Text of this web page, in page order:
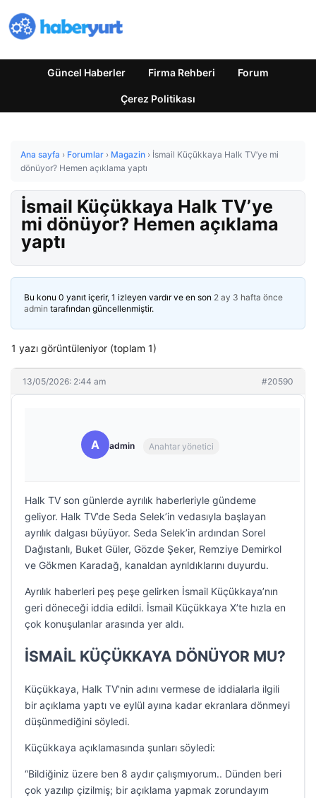
Güncel Haberler Firma Rehberi Forum
Çerez Politikası
Ana sayfa › Forumlar › Magazin › İsmail Küçükkaya Halk TV’ye mi
dönüyor? Hemen açıklama yaptı
İsmail Küçükkaya Halk TV’ye
mi dönüyor? Hemen açıklama
yaptı
Bu konu 0 yanıt içerir, 1 izleyen vardır ve en son 2 ay 3 hafta önce
admin tarafından güncellenmiştir.
1 yazı görüntüleniyor (toplam 1)
13/05/2026: 2:44 am #20590
A admin Anahtar yönetici
Halk TV son günlerde ayrılık haberleriyle gündeme
geliyor. Halk TV’de Seda Selek’in vedasıyla başlayan
ayrılık dalgası büyüyor. Seda Selek’in ardından Sorel
Dağıstanlı, Buket Güler, Gözde Şeker, Remziye Demirkol
ve Gökmen Karadağ, kanaldan ayrıldıklarını duyurdu.
Ayrılık haberleri peş peşe gelirken İsmail Küçükkaya’nın
geri döneceği iddia edildi. İsmail Küçükkaya X’te hızla en
çok konuşulanlar arasında yer aldı.
İSMAİL KÜÇÜKKAYA DÖNÜYOR MU?
Küçükkaya, Halk TV’nin adını vermese de iddialarla ilgili
bir açıklama yaptı ve eylül ayına kadar ekranlara dönmeyi
düşünmediğini söyledi.
Küçükkaya açıklamasında şunları söyledi:
“Bildiğiniz üzere ben 8 aydır çalışmıyorum.. Dünden beri
çok yazılıp çizilmiş; bir açıklama yapmak zorundayım